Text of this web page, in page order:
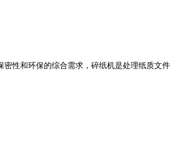
性和环保的综合需求，碎纸机是处理纸质文件